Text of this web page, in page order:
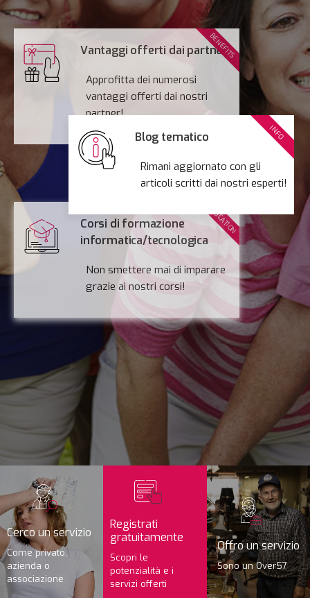
Vantaggi offerti dai partner
Approfitta dei numerosi
vantaggi offerti dai nostri
partner!
BENEFITS
Blog tematico
Rimani aggiornato con gli
articoli scritti dai nostri esperti!
INFO
Corsi di formazione
informatica/tecnologica
Non smettere mai di imparare
grazie ai nostri corsi!
EDUCATION
(in fase di sviluppo)
Cerco un servizio
Come privato,
azienda o
associazione
Registrati
gratuitamente
Scopri le
potenzialità e i
servizi offerti
Offro un servizio
Sono un Over57